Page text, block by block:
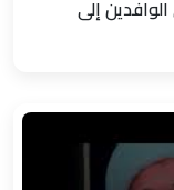
إلى